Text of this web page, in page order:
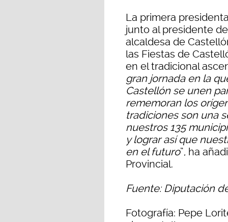
La primera
junto al presidente
alcaldesa de
las Fiestas de
en el tradicional
gran jornada en la
Castellón se unen
rememoran los
tradiciones son una
nuestros 135
y lograr así que
en el futuro”, ha
Provincial.
Fuente: Diputación
Fotografía: Pepe